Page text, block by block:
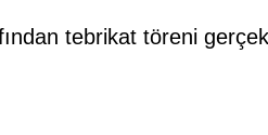
tebrikat töreni